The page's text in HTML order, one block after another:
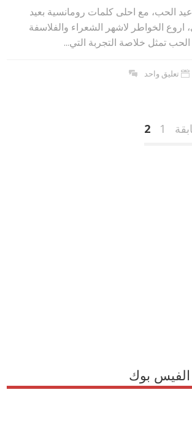
الحب، مع احلى كلمات رومانسية بعيد
اروع الخواطر لاشهر الشعراء والفلاسفة
تمثل خلاصة التجربة التي...
تعليق واحد
1
2
بوك